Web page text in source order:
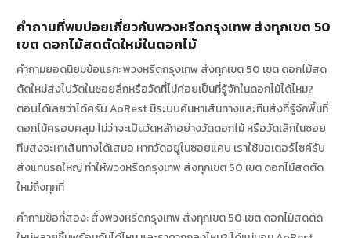
คำถามที่พบบ่อยเกี่ยวกับพวงหรีดกรุงเทพ ส่งทุกเขต 50
เขต ดอกไม้สดตัดใหม่ในดอกไม้
คำถามยอดนิยมข้อแรก: พวงหรีดกรุงเทพ ส่งทุกเขต 50 เขต ดอกไม้สด
ตัดใหม่ส่งไปวัดในซอยลึกหรือวัดที่ไม่ค่อยเป็นที่รู้จักในดอกไม้ได้ไหม?
ตอบได้เลยว่าได้ครับ AoRest มีระบบค้นหาเส้นทางและทีมส่งที่รู้จักพื้นที่
ดอกไม้ครอบคลุม ไม่ว่าจะเป็นวัดหลักอย่างวัดดอกไม้ หรือวัดเล็กในซอย
ทีมส่งจะหาเส้นทางได้เสมอ หากวัดอยู่ในซอยแคบ เราใช้มอเตอร์ไซค์รับ
ส่งแทนรถใหญ่ ทำให้พวงหรีดกรุงเทพ ส่งทุกเขต 50 เขต ดอกไม้สดตัด
ใหม่ถึงทุกที่
คำถามข้อที่สอง: สั่งพวงหรีดกรุงเทพ ส่งทุกเขต 50 เขต ดอกไม้สดตัด